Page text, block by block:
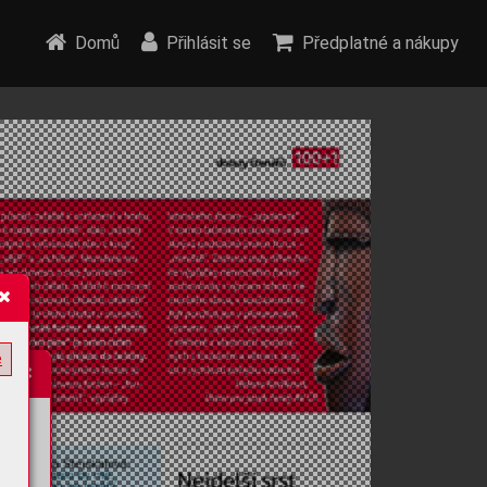
Domů Přihlásit se Předplatné a nákupy